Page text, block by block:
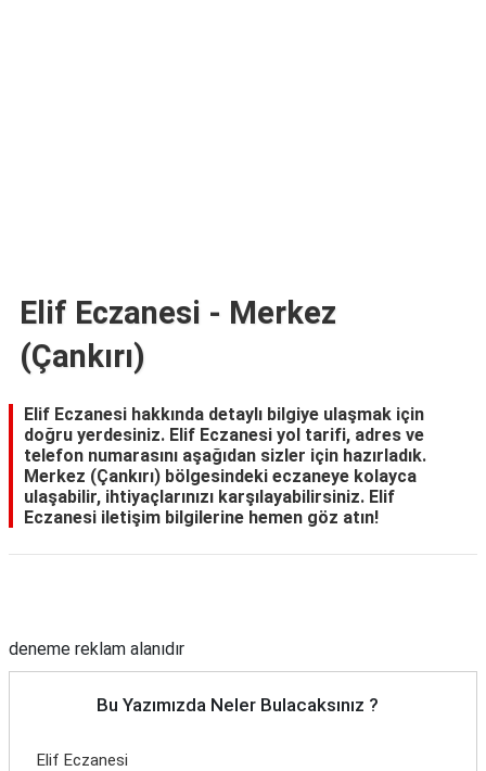
Elif Eczanesi - Merkez
(Çankırı)
Elif Eczanesi hakkında detaylı bilgiye ulaşmak için
doğru yerdesiniz. Elif Eczanesi yol tarifi, adres ve
telefon numarasını aşağıdan sizler için hazırladık.
Merkez (Çankırı) bölgesindeki eczaneye kolayca
ulaşabilir, ihtiyaçlarınızı karşılayabilirsiniz. Elif
Eczanesi iletişim bilgilerine hemen göz atın!
deneme reklam alanıdır
Bu Yazımızda Neler Bulacaksınız ?
Elif Eczanesi